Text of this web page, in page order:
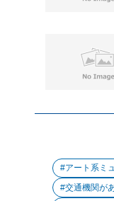
アート系ミ
交通機関が